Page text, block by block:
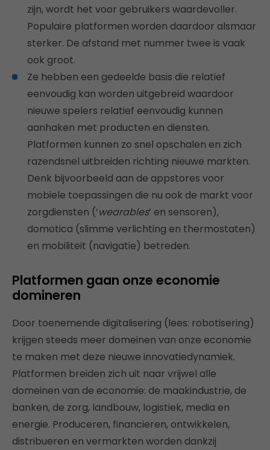
zijn, wordt het voor gebruikers waardevoller.
Populaire platformen worden daardoor alsmaar
sterker. De afstand met nummer twee is vaak
ook groot.
Ze hebben een gedeelde basis die relatief
eenvoudig kan worden uitgebreid waardoor
nieuwe spelers relatief eenvoudig kunnen
aanhaken met producten en diensten.
Platformen kunnen zo snel opschalen en zich
razendsnel uitbreiden richting nieuwe markten.
Denk bijvoorbeeld aan de appstores voor
mobiele toepassingen die nu ook de markt voor
zorgdiensten (‘wearables’ en sensoren),
domotica (slimme verlichting en thermostaten)
en mobiliteit (navigatie) betreden.
Platformen gaan onze economie
domineren
Door toenemende digitalisering (lees: robotisering)
krijgen steeds meer domeinen van onze economie
te maken met deze nieuwe innovatiedynamiek.
Platformen breiden zich uit naar vrijwel alle
domeinen van de economie: de maakindustrie, de
banken, de zorg, landbouw, logistiek, media en
energie. Produceren, financieren, ontwikkelen,
distribueren en vermarkten worden dankzij